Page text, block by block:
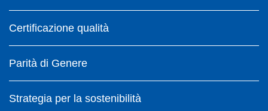
Certificazione qualità
Parità di Genere
Strategia per la sostenibilità